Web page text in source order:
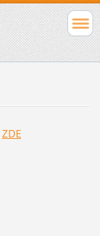
ZDE